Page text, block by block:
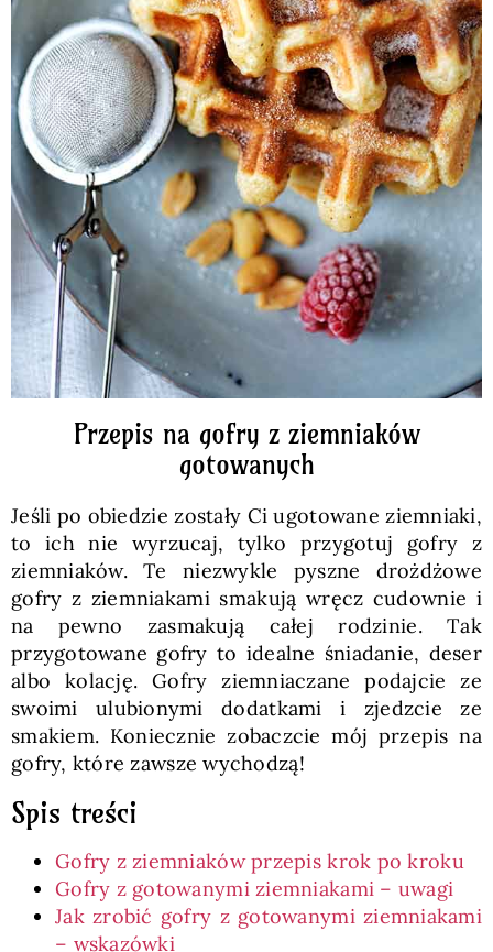
Zdrowo i fit
Kuchnie świata
SKLEP
Polski
Przepis na gofry z ziemniaków
gotowanych
Jeśli po obiedzie zostały Ci ugotowane ziemniaki,
to ich nie wyrzucaj, tylko przygotuj gofry z
ziemniaków. Te niezwykle pyszne drożdżowe
gofry z ziemniakami smakują wręcz cudownie i
na pewno zasmakują całej rodzinie. Tak
przygotowane gofry to idealne śniadanie, deser
albo kolację. Gofry ziemniaczane podajcie ze
swoimi ulubionymi dodatkami i zjedzcie ze
smakiem. Koniecznie zobaczcie mój przepis na
gofry, które zawsze wychodzą!
Spis treści
Gofry z ziemniaków przepis krok po kroku
Gofry z gotowanymi ziemniakami – uwagi
Jak zrobić gofry z gotowanymi ziemniakami
– wskazówki